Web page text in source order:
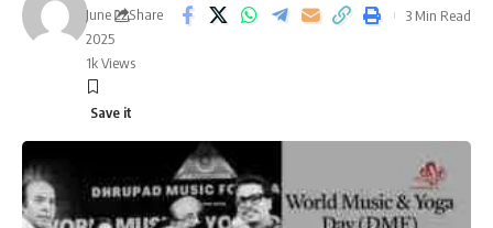
June 22,
2025
1k Views
Share 3 Min Read